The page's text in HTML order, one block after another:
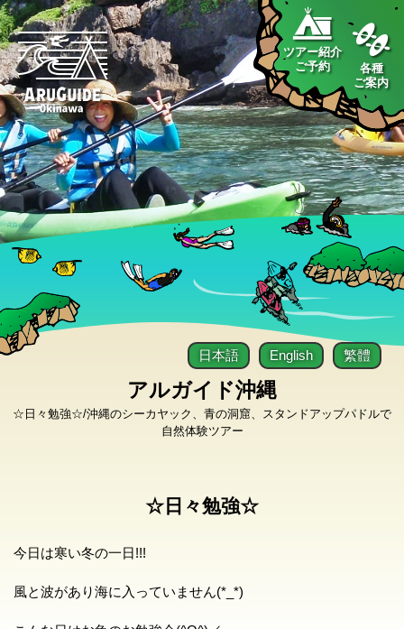
ツアー紹介
ご予約
各種
ご案内
アルガイド沖縄
☆日々勉強☆/沖縄のシーカヤック、青の洞窟、スタンドアップパドルで
自然体験ツアー
日本語 English 繁體
☆日々勉強☆
今日は寒い冬の一日!!!
風と波があり海に入っていません(*_*)